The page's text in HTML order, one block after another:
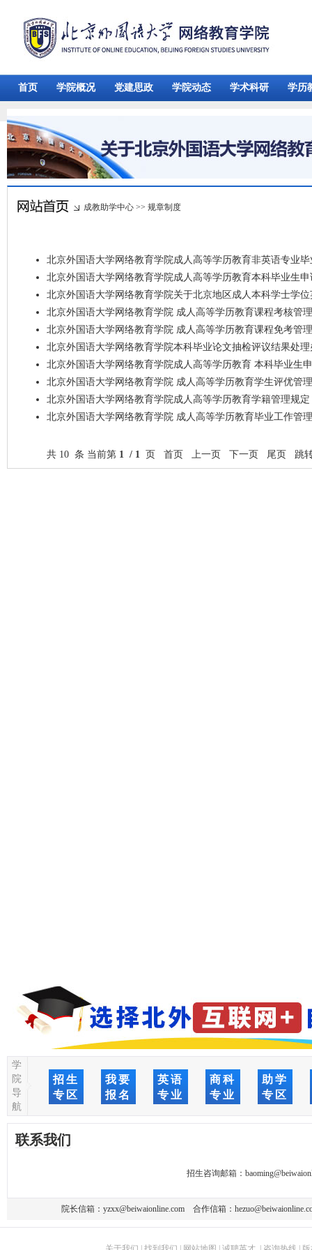
首页 学院概况 党建思政 学院动态 学术科研 学历
成教助学中心 >> 规章制度
北京外国语大学网络教育学院成人高等学历教育非英语专业
北京外国语大学网络教育学院成人高等学历教育本科毕业生
北京外国语大学网络教育学院关于北京地区成人本科学士学
北京外国语大学网络教育学院 成人高等学历教育课程考核管
北京外国语大学网络教育学院 成人高等学历教育课程免考管
北京外国语大学网络教育学院本科毕业论文抽检评议结果处
北京外国语大学网络教育学院成人高等学历教育 本科毕业生
北京外国语大学网络教育学院 成人高等学历教育学生评优管
北京外国语大学网络教育学院成人高等学历教育学籍管理规定
北京外国语大学网络教育学院 成人高等学历教育毕业工作管
共 10 条 当前第 1 / 1 页 首页 上一页 下一页 尾页 跳
学
院
导
航
招生
专区
我要
报名
英语
专业
商科
专业
助学
专区
联系我们
招生咨询邮箱：
院长信箱： yzxx@beiwaionline.com 合作信箱：